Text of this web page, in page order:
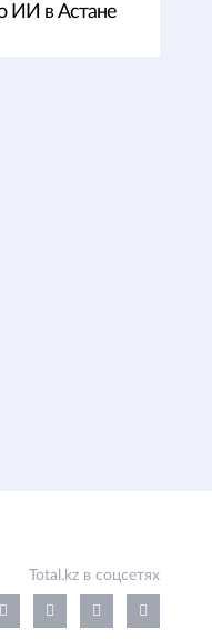
ИИ в Астане
Total.kz в соцсетях